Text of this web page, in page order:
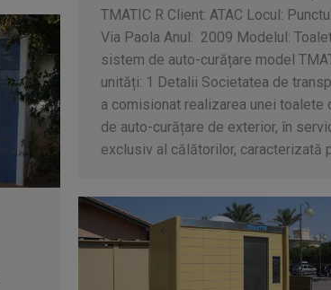
TMATIC R Client: ATAC Locul:
Via Paola Anul: 2009 Modelul:
sistem de auto-curățare model
unități: 1 Detalii Societatea de
a comisionat realizarea unei toalete
de auto-curățare de exterior, în
exclusiv al călătorilor, caracterizată